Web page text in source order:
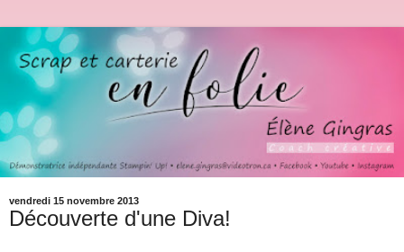
vendredi 15 novembre 2013
Découverte d'une Diva!